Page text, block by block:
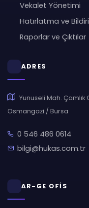
Vekalet Yönetimi
Hatırlatma ve
Raporlar ve Çıktılar
ADRES
Yunuseli Mah. Çamlık
Osmangazi / Bursa
0 546 486 0614
bilgi@hukas.com.tr
AR-GE OFİS